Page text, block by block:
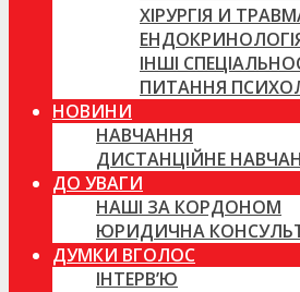
ХІРУРГІЯ И
ІНШІ
ПИТАННЯ
НОВИНИ
НАВЧАННЯ
ДИСТАНЦІЙНЕ
ДО УВАГИ
НАШІ ЗА КОРДОНОМ
ЮРИДИЧНА
ДУМКИ ВГОЛОС
ІНТЕРВ’Ю